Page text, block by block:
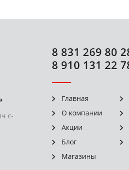
с-
8 831 269 80
8 910 131 22
Главная
О компании
Акции
Блог
Магазины